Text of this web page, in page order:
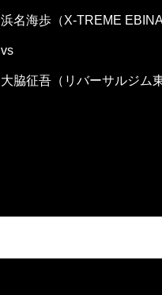
浜名海歩（X-TREME EBINA
vs
大脇征吾（リバーサルジム